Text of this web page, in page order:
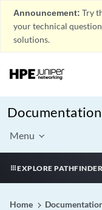
Announcement: Try
your technical
solutions.
Documentation
Menu
EXPLORE
Home